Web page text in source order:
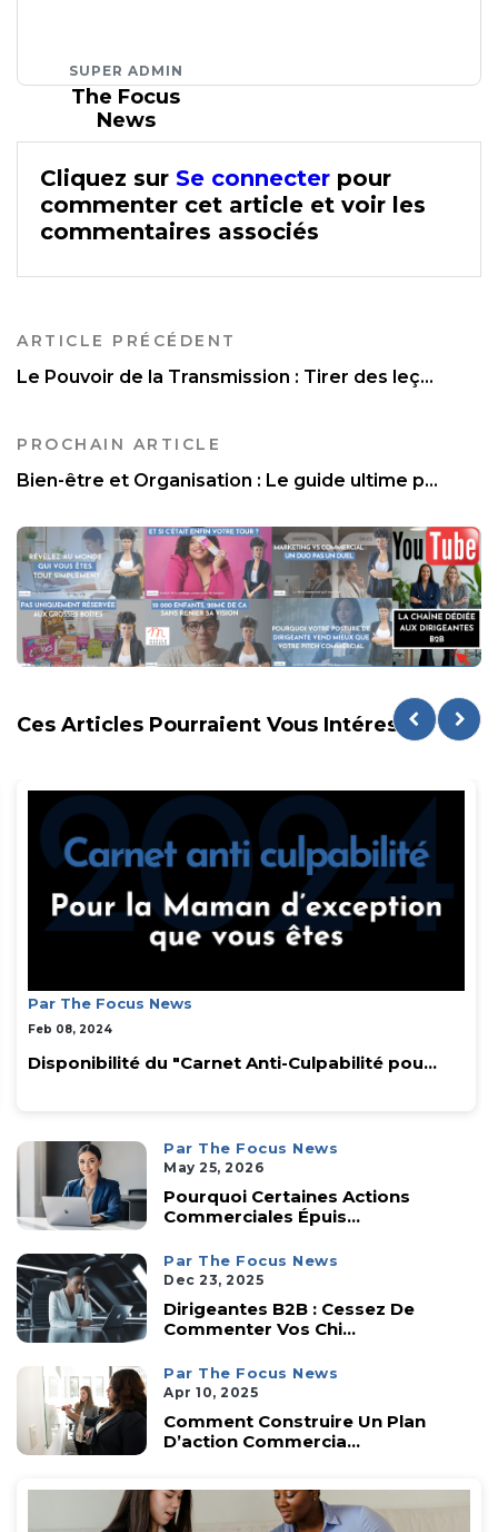
SUPER ADMIN
The Focus
News
Cliquez sur Se connecter pour
commenter cet article et voir les
commentaires associés
ARTICLE PRÉCÉDENT
Le Pouvoir de la Transmission : Tirer des leç...
PROCHAIN ARTICLE
Bien-être et Organisation : Le guide ultime p...
Ces Articles Pourraient Vous Intéresser
Par The Focus News
Feb 08, 2024
Disponibilité du "Carnet Anti-Culpabilité pou...
Par The Focus News
May 25, 2026
Pourquoi Certaines Actions
Commerciales Épuis...
Par The Focus News
Dec 23, 2025
Dirigeantes B2B : Cessez De
Commenter Vos Chi...
Par The Focus News
Apr 10, 2025
Comment Construire Un Plan
D’action Commercia...